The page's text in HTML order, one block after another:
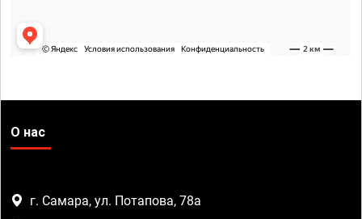
О нас
г. Самара, ул. Потапова, 78а